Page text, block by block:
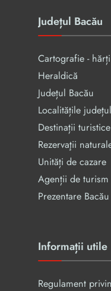
Județul Bacău
Cartografie -
Heraldică
Județul Bacău
Localitățile
Destinații turistice
Rezervaţii
Unități de cazare
Agenții de turism
Prezentare Bacău
Informații utile
Regulament